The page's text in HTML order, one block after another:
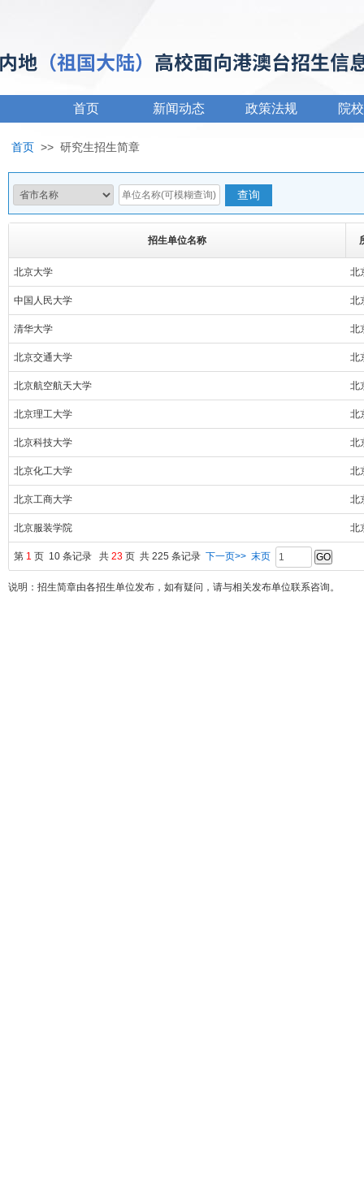
首页 新闻动态 政策法规 院
首页 >> 研究生招生简章
招生单位名称
北京大学 北
中国人民大学 北
清华大学 北
北京交通大学 北
北京航空航天大学 北
北京理工大学 北
北京科技大学 北
北京化工大学 北
北京工商大学 北
北京服装学院 北
第 1 页 10 条记录 共 23 页 共 225 条记录 下一页>> 末页
说明：招生简章由各招生单位发布，如有疑问，请与相关发布单位联系咨询。